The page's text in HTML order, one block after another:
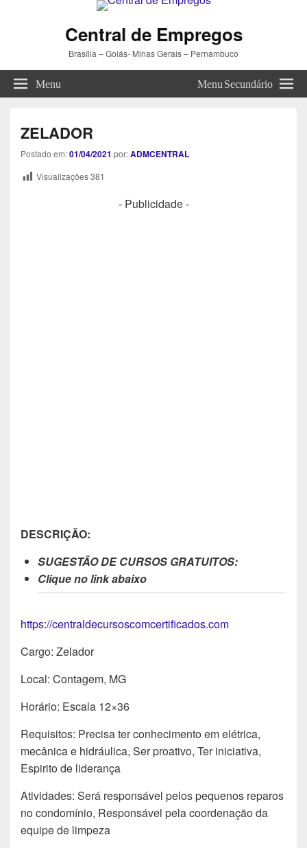
Central de Empregos
Brasília – Goiás- Minas Gerais – Pernambuco
Menu Menu Secundário
ZELADOR
Postado em:01/04/2021 por:ADMCENTRAL
Visualizações381
- Publicidade -
DESCRIÇÃO:
SUGESTÃO DE CURSOS GRATUITOS:
Clique no link abaixo
https://centraldecursoscomcertificados.com
Cargo: Zelador
Local: Contagem, MG
Horário: Escala 12×36
Requisitos: Precisa ter conhecimento em elétrica,
mecânica e hidráulica, Ser proativo, Ter iniciativa,
Espirito de liderança
Atividades: Será responsável pelos pequenos reparos
no condomínio, Responsável pela coordenação da
equipe de limpeza